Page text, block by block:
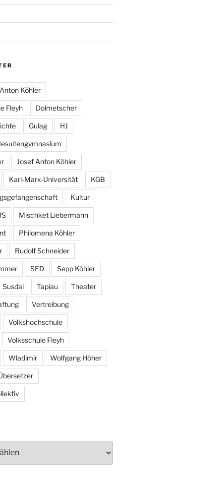
Köhler
Fleyh Dolmetscher
Gulag HJ
Josef Anton Köhler
Karl-Marx-Universität KGB
Kultur
Mischket Liebermann
Philomena Köhler
Rudolf Schneider
SED Sepp Köhler
Susdal Tapiau Theater
Vertreibung
Volkshochschule
Volksschule Fleyh
Wladimir Wolfgang Höher